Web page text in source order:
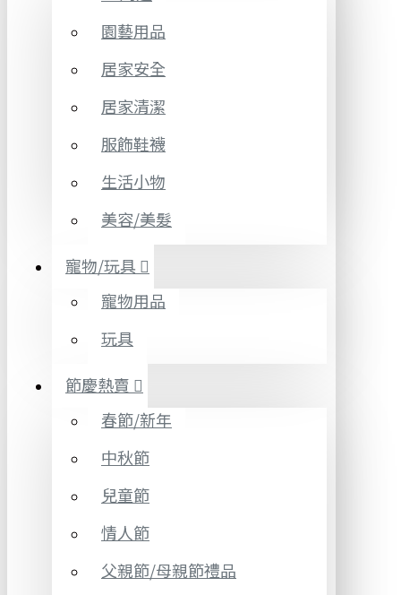
園藝用品
居家安全
居家清潔
服飾鞋襪
生活小物
美容/美髮
寵物/玩具
寵物用品
玩具
節慶熱賣
春節/新年
中秋節
兒童節
情人節
父親節/母親節禮品